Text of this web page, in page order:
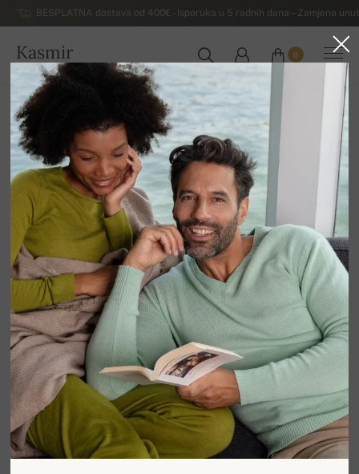
BESPLATNA dostava od 400€ - Isporuka u 5 radnih dana – Zamjena
Kasmir
HRVATSKA
0
Kuća